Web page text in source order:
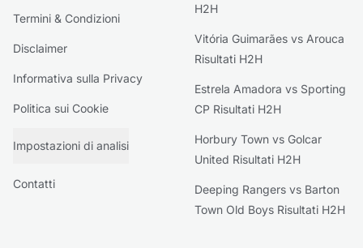
Termini & Condizioni
Disclaimer
Informativa sulla Privacy
Politica sui Cookie
Impostazioni di analisi
Contatti
H2H
Vitória Guimarães vs Arouca
Risultati H2H
Estrela Amadora vs Sporting
CP Risultati H2H
Horbury Town vs Golcar
United Risultati H2H
Deeping Rangers vs Barton
Town Old Boys Risultati H2H